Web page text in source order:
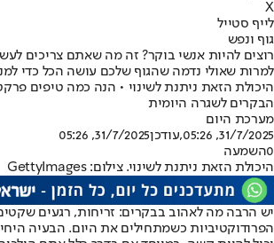
X
לייף סטייל
גוף ונפש
רוצים להיות אנשי בוקר? זה מה שאתם צריכים
למרות שאולי נדמה שהגוף שלכם עושה הכל כדי
היכולת הזאת ניתנת לשינוי • הנה כמה טיפים
הבקרים לשגרה היומית
מערכת היום
31/7/2025, 05:26
,עודכן31/7/2025, 05:26
0השמעה
היכולת הזאת ניתנת לשינוי. צילום: GettyImages
יש הרבה מה לאהוב בבקרים: זריחות, רגעים
הפרודוקטיביות כשמתחילים את היום. הבעיה